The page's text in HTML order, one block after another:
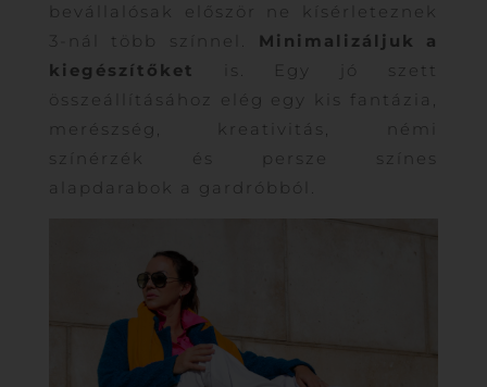
bevállalósak először ne kísérleteznek
3-nál több színnel.
Minimalizáljuk a
kiegészítőket
is. Egy jó szett
összeállításához elég egy kis fantázia,
merészség, kreativitás, némi
színérzék és persze színes
alapdarabok a gardróbból.